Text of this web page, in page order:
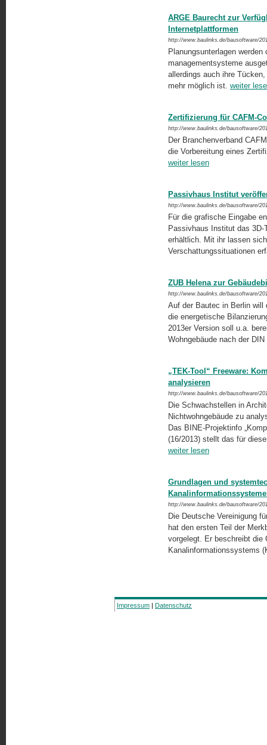
ARGE Baurecht zur
Internetplattformen
http://www.baulinks.de/bausoftware/
Planungsunterlagen
managementsysteme
allerdings auch ihre
mehr möglich ist. weiter
Zertifizierung für CAFM-
http://www.baulinks.de/bausoftware/
Der Branchenverband
die Vorbereitung eines
weiter lesen
Passivhaus Institut
http://www.baulinks.de/bausoftware/
Für die grafische Eingabe
Passivhaus Institut das
erhältlich. Mit ihr lassen
Verschattungssituationen
ZUB Helena zur
http://www.baulinks.de/bausoftware/
Auf der Bautec in Berlin will
die energetische
2013er Version soll u.a.
Wohngebäude nach der
„TEK-Tool“ Freeware:
analysieren
http://www.baulinks.de/bausoftware/
Die Schwachstellen in
Nichtwohngebäude zu
Das BINE-Projekt­info
(16/2013) stellt das für
weiter lesen
Grundlagen und
http://www.baulinks.de/bausoftware/
Die Deutsche Vereinigung
hat den ersten Teil der
vorgelegt. Er beschreibt die
Kanalinformationssystems
Impressum | Datenschutz